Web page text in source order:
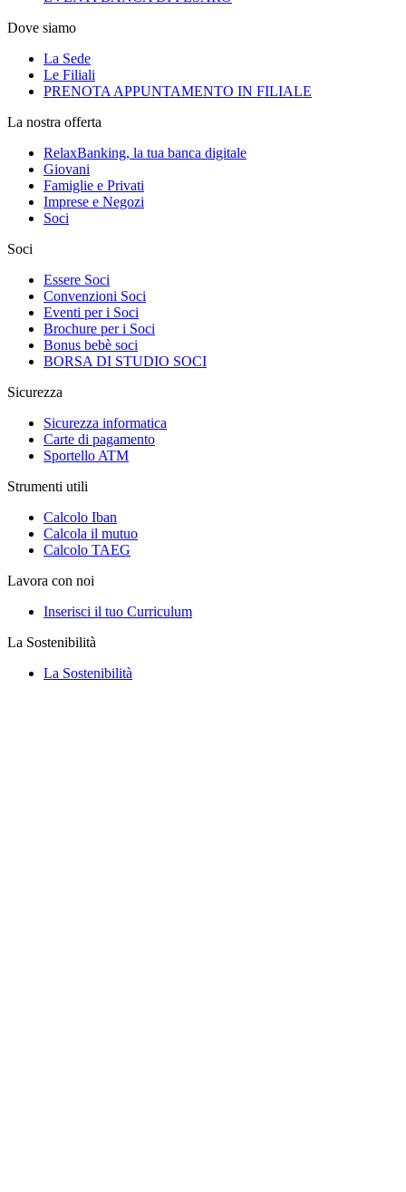
Dove siamo
La Sede
Le Filiali
PRENOTA APPUNTAMENTO IN FILIALE
La nostra offerta
RelaxBanking, la tua banca digitale
Giovani
Famiglie e Privati
Imprese e Negozi
Soci
Soci
Essere Soci
Convenzioni Soci
Eventi per i Soci
Brochure per i Soci
Bonus bebè soci
BORSA DI STUDIO SOCI
Sicurezza
Sicurezza informatica
Carte di pagamento
Sportello ATM
Strumenti utili
Calcolo Iban
Calcola il mutuo
Calcolo TAEG
Lavora con noi
Inserisci il tuo Curriculum
La Sostenibilità
La Sostenibilità